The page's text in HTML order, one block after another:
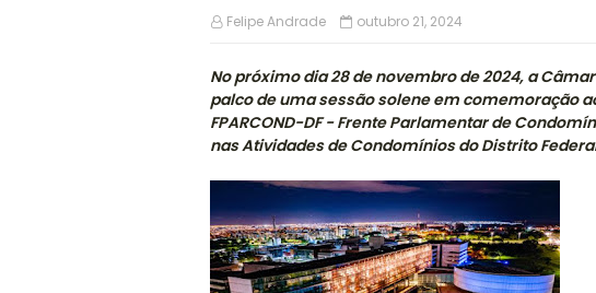
Felipe Andrade outubro 21, 2024
No próximo dia 28 de novembro de 2024, a
palco de uma sessão solene em comemoração
FPARCOND-DF - Frente Parlamentar de
nas Atividades de Condomínios do Distrito